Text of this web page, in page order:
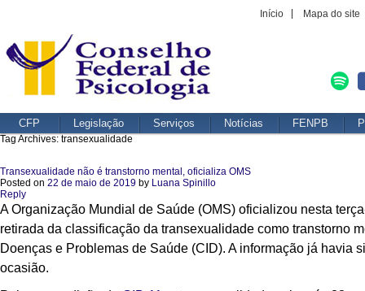
Início Mapa do site
CFP Legislação Serviços Notícias FENPB
Tag Archives: transexualidade
Transexualidade não é transtorno mental, oficializa OMS
Posted on 22 de maio de 2019 by Luana Spinillo
Reply
A Organização Mundial de Saúde (OMS) oficializou nesta
retirada da classificação da transexualidade como transtorno
Doenças e Problemas de Saúde (CID). A informação já havia
ocasião.